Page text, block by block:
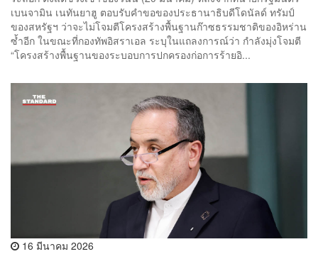
เบนจามิน เนทันยาฮู ตอบรับคำขอของประธานาธิบดีโดนัลด์ ทรัมป์
ของสหรัฐฯ ว่าจะไม่โจมตีโครงสร้างพื้นฐานก๊าซธรรมชาติของอิหร่าน
ซ้ำอีก ในขณะที่กองทัพอิสราเอล ระบุในแถลงการณ์ว่า กำลังมุ่งโจมตี
“โครงสร้างพื้นฐานของระบอบการปกครองก่อการร้ายอิ...
16 มีนาคม 2026